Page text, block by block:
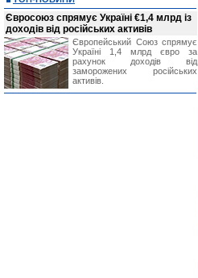
Євросоюз спрямує Україні €1,4 млрд із
доходів від російських активів
Європейський Союз спрямує
Україні 1,4 млрд євро за
рахунок доходів від
заморожених російських
активів.